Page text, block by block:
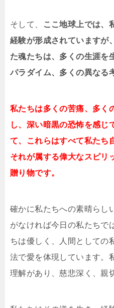
そして、
ここ地球上では、
経験が形成されていますが
た魂たちは、多くの生涯を
パラダイム、多くの異なる
私たちは多くの苦痛、多く
し、深い暗黒の恐怖を感じ
て、これらはすべて私たち
それが属する偉大なスピリ
贈り物です。
確かに私たちへの素晴らし
がなければ今日の私たちで
ちは優しく、人間としての
法で愛を体現しています。
理解があり、慈悲深く、親